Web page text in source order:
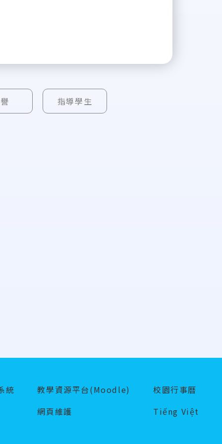
指導學生
統 教學資源平台(Moodle)
校園行事曆
網頁維護
Tiếng Việt